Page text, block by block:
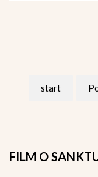
start
FILM O